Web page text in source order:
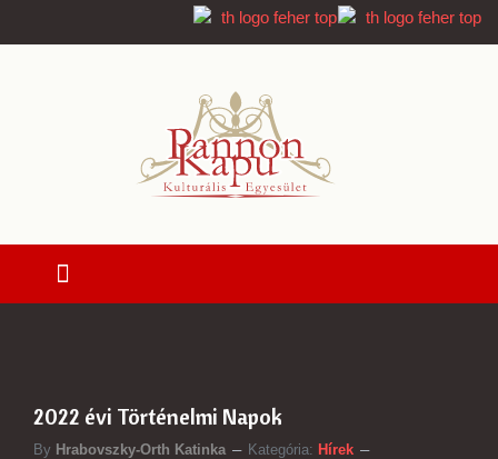
2022 évi Történelmi Napok
By Hrabovszky-Orth Katinka Kategória: Hírek